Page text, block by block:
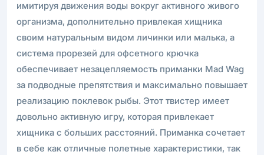
имитируя движения воды вокруг активного живого
организма, дополнительно привлекая хищника
своим натуральным видом личинки или малька, а
система прорезей для офсетного крючка
обеспечивает незацепляемость приманки Mad Wag
за подводные препятствия и максимально повышает
реализацию поклевок рыбы. Этот твистер имеет
довольно активную игру, которая привлекает
хищника с больших расстояний. Приманка сочетает
в себе как отличные полетные характеристики, так